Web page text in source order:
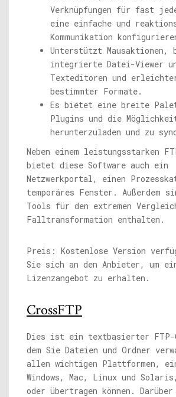
Verknüpfungen für fast
eine einfache und
Kommunikation
Unterstützt Mausaktionen,
integrierte Datei-Viewer
Texteditoren und
bestimmter Formate.
Es bietet eine breite
Plugins und die
herunterzuladen und zu
Neben einem leistungsstarken
bietet diese Software auch ein
Netzwerkportal, einen
temporäres Fenster. Außerdem
Tools für den extremen
Falltransformation enthalten.
Preis: Kostenlose Version
Sie sich an den Anbieter, um
Lizenzangebot zu erhalten.
CrossFTP
Dies ist ein textbasierter
dem Sie Dateien und Ordner
allen wichtigen Plattformen,
Windows, Mac, Linux und
oder übertragen können.